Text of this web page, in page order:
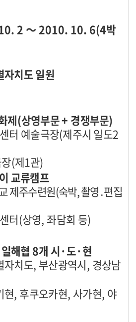
2 ～2010. 10. 6(4박
자치도 일원
제(상영부문+ 경쟁부문)
터 예술극장(제주시 일도2
(제1관)
교류캠프
제주수련원(숙박,촬영․편집
터(상영, 좌담회 등)
일해협 8개 시·도·현
자치도, 부산광역시, 경상남
현, 후쿠오카현, 사가현, 야